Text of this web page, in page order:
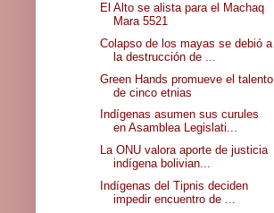
El Alto se alista para el Machaq
Mara 5521
Colapso de los mayas se debió a
la destrucción de ...
Green Hands promueve el talento
de cinco etnias
Indígenas asumen sus curules
en Asamblea Legislati...
La ONU valora aporte de justicia
indígena bolivian...
Indígenas del Tipnis deciden
impedir encuentro de ...